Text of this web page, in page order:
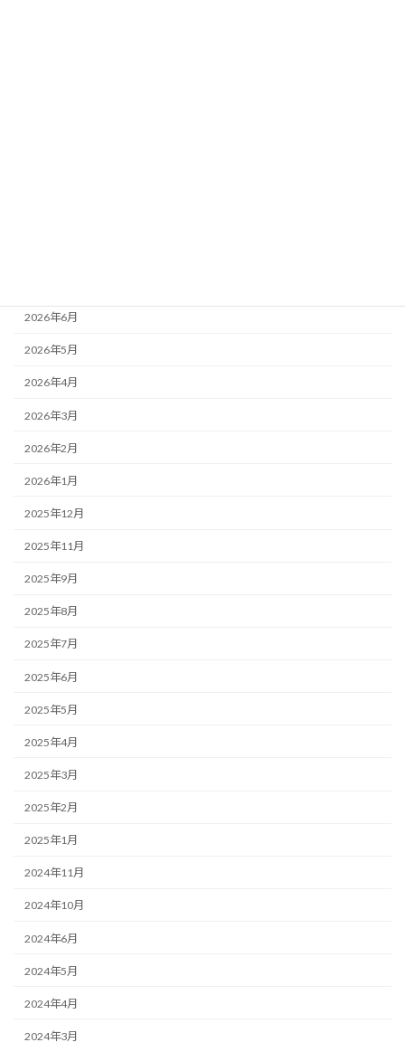
2026年6月
2026年5月
2026年4月
2026年3月
2026年2月
2026年1月
2025年12月
2025年11月
2025年9月
2025年8月
2025年7月
2025年6月
2025年5月
2025年4月
2025年3月
2025年2月
2025年1月
2024年11月
2024年10月
2024年6月
2024年5月
2024年4月
2024年3月